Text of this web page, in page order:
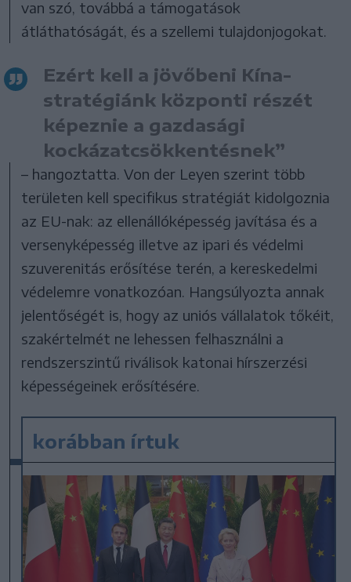
van szó, továbbá a támogatások
átláthatóságát, és a szellemi tulajdonjogokat.
Ezért kell a jövőbeni Kína-
stratégiánk központi részét
képeznie a gazdasági
kockázatcsökkentésnek”
– hangoztatta. Von der Leyen szerint több
területen kell specifikus stratégiát kidolgoznia
az EU-nak: az ellenállóképesség javítása és a
versenyképesség illetve az ipari és védelmi
szuverenitás erősítése terén, a kereskedelmi
védelemre vonatkozóan. Hangsúlyozta annak
jelentőségét is, hogy az uniós vállalatok tőkéit,
szakértelmét ne lehessen felhasználni a
rendszerszintű riválisok katonai hírszerzési
képességeinek erősítésére.
korábban írtuk